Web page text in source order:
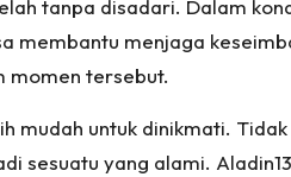
tanpa disadari. Dalam
membantu menjaga
momen tersebut.
mudah untuk dinikmati.
sesuatu yang alami.